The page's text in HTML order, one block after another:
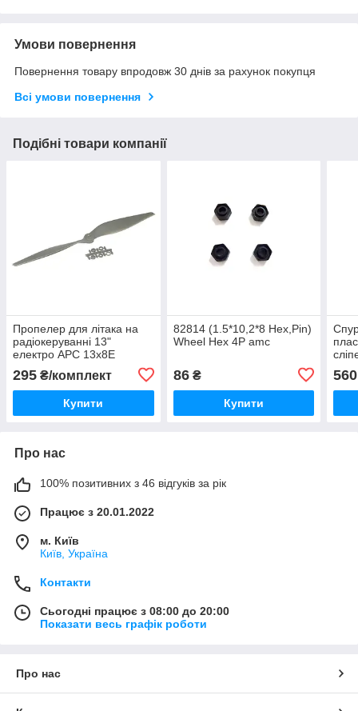
Умови повернення
Повернення товару впродовж 30 днів за рахунок покупця
Всі умови повернення
Подібні товари компанії
Пропелер для літака на
радіокеруванні 13"
електро APC 13x8E
авіамоделей (1 шт в
пакуванні CCW) amc
295 ₴/комплект
Купити
82814 (1.5*10,2*8 Hex,Pin)
Wheel Hex 4P amc
86₴
Купити
560
Про нас
100% позитивних з 46 відгуків за рік
Працює з 20.01.2022
м. Київ
Київ, Україна
Контакти
Сьогодні працює з 08:00 до 20:00
Показати весь графік роботи
Про нас